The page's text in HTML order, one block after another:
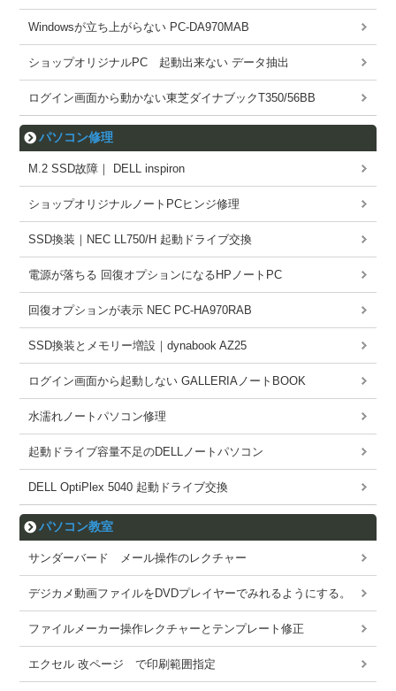
Windowsが立ち上がらない PC-DA970MAB
ショップオリジナルPC 起動出来ない データ抽出
ログイン画面から動かない東芝ダイナブックT350/56BB
パソコン修理
M.2 SSD故障｜ DELL inspiron
ショップオリジナルノートPCヒンジ修理
SSD換装｜NEC LL750/H 起動ドライブ交換
電源が落ちる 回復オプションになるHPノートPC
回復オプションが表示 NEC PC-HA970RAB
SSD換装とメモリー増設｜dynabook AZ25
ログイン画面から起動しない GALLERIAノートBOOK
水濡れノートパソコン修理
起動ドライブ容量不足のDELLノートパソコン
DELL OptiPlex 5040 起動ドライブ交換
パソコン教室
サンダーバード メール操作のレクチャー
デジカメ動画ファイルをDVDプレイヤーでみれるようにする。
ファイルメーカー操作レクチャーとテンプレート修正
エクセル 改ページ で印刷範囲指定